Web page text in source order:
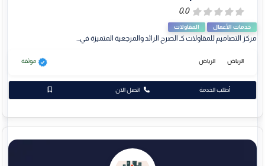
خدمات الأعمال المقاولات
مركز التصاميم للمقاولات كـ الصرح الرائد والمرجعية المتميزة في...
الرياض الرياض موثقة
اتصل الان أطلب الخدمة